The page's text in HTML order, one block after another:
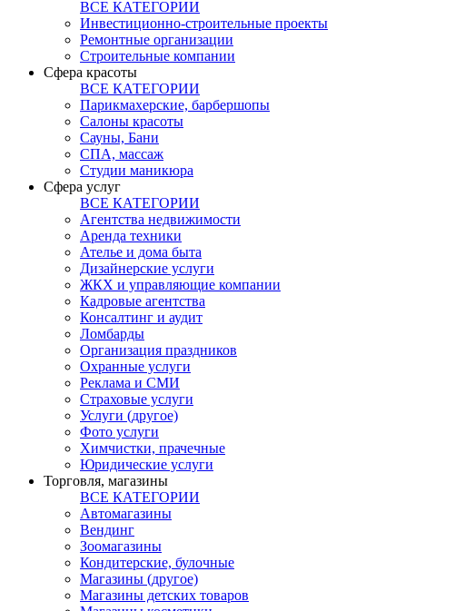
ВСЕ КАТЕГОРИИ
Инвестиционно-строительные проекты
Ремонтные организации
Строительные компании
Сфера красоты
ВСЕ КАТЕГОРИИ
Парикмахерские, барбершопы
Салоны красоты
Сауны, Бани
СПА, массаж
Студии маникюра
Сфера услуг
ВСЕ КАТЕГОРИИ
Агентства недвижимости
Аренда техники
Ателье и дома быта
Дизайнерские услуги
ЖКХ и управляющие компании
Кадровые агентства
Консалтинг и аудит
Ломбарды
Организация праздников
Охранные услуги
Реклама и СМИ
Страховые услуги
Услуги (другое)
Фото услуги
Химчистки, прачечные
Юридические услуги
Торговля, магазины
ВСЕ КАТЕГОРИИ
Автомагазины
Вендинг
Зоомагазины
Кондитерские, булочные
Магазины (другое)
Магазины детских товаров